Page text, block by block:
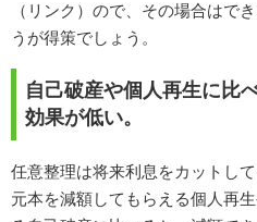
（リンク）ので、その場合はで
うが得策でしょう。
自己破産や個人再生に比
効果が低い。
任意整理は将来利息をカットし
元本を減額してもらえる個人再